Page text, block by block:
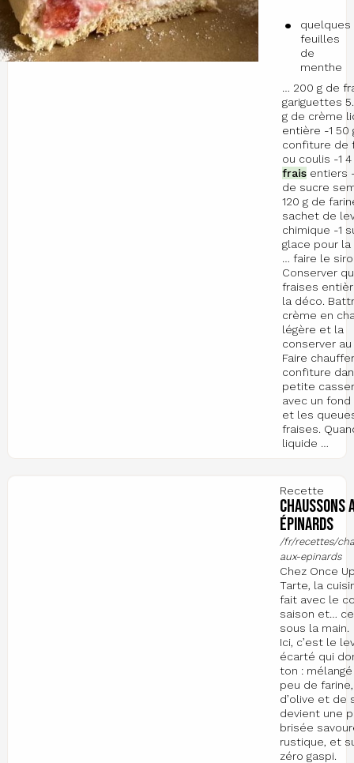
quelques
feuilles
de
menthe
… 200 g de
gariguettes
g de crème
entière -1 50
confiture de
ou coulis -1
frais entiers -
de sucre
120 g de
sachet de
chimique -1
glace pour la
… faire le
Conserver
fraises
la déco.
crème en
légère et la
conserver
Faire
confiture
petite
avec un fond
et les
fraises.
liquide …
Recette
Chaussons
épinards
/fr/recettes/
aux-epinards
Chez Once
Tarte, la
fait avec le
saison et… ce
sous la main.
Ici, c’est le
écarté qui
ton : mélangé
peu de farine,
d’olive et de
devient une
brisée
rustique, et
zéro gaspi.